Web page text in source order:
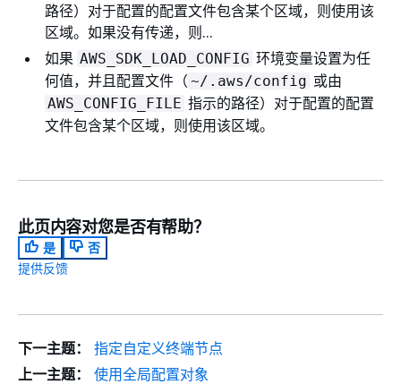
路径）对于配置的配置文件包含某个区域，则使用该
区域。如果没有传递，则...
如果 AWS_SDK_LOAD_CONFIG 环境变量设置为任
何值，并且配置文件（ ~/.aws/config 或由
AWS_CONFIG_FILE 指示的路径）对于配置的配置
文件包含某个区域，则使用该区域。
此页内容对您是否有帮助？
是
否
提供反馈
下一主题：
指定自定义终端节点
上一主题：
使用全局配置对象